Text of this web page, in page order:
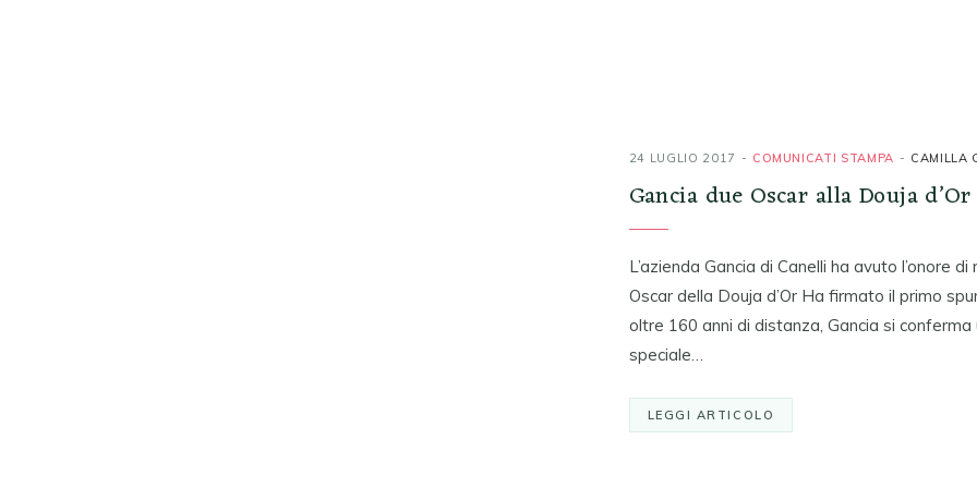
24 LUGLIO 2017 COMUNICATI STAMPA CAMILLA
Gancia due Oscar alla Douja d’Or
L’azienda Gancia di Canelli ha avuto l’onore
Oscar della Douja d’Or Ha firmato il primo
oltre 160 anni di distanza, Gancia si
speciale…
LEGGI ARTICOLO